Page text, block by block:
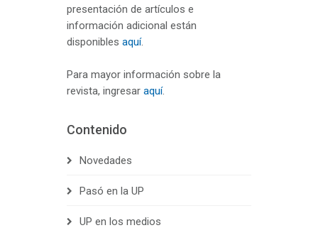
presentación de artículos e
información adicional están
disponibles aquí.
Para mayor información sobre la
revista, ingresar aquí.
Contenido
Novedades
Pasó en la UP
UP en los medios